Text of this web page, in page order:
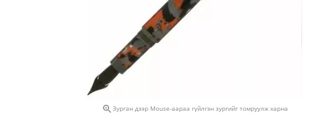
 Зурган дээр Mouse-аараа гүйлгэн зургийг томруулж харна